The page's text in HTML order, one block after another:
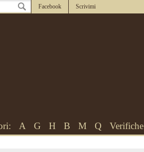
Facebook Scrivimi
A G H B M Q Verifiche